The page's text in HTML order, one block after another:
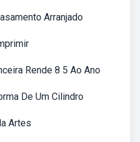
Arranjado
Rende 8 5 Ao Ano
De Um Cilindro
Artes